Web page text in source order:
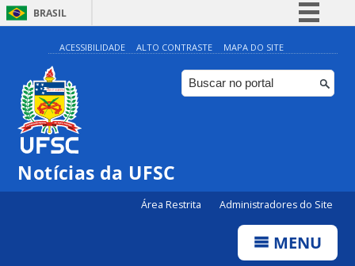
BRASIL
Simplifique!
Comunica BR
Participe
ACESSIBILIDADE ALTO CONTRASTE MAPA DO SITE
Notícias da UFSC
Área Restrita Administradores do Site
MENU